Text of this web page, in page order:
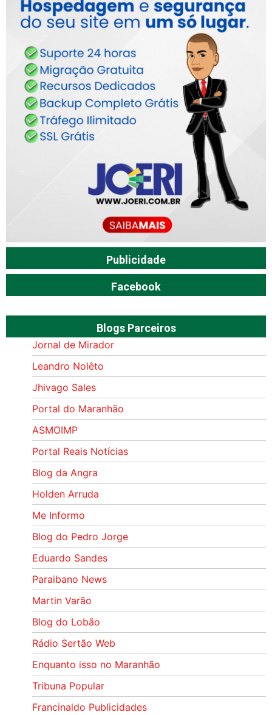
Publicidade
Facebook
Blogs Parceiros
Jornal de Mirador
Leandro Nolêto
Jhivago Sales
Portal do Maranhão
ASMOIMP
Portal Reais Notí­cias
Blog da Angra
Holden Arruda
Me Informo
Blog do Pedro Jorge
Eduardo Sandes
Paraibano News
Martin Varão
Blog do Lobão
Rádio Sertão Web
Enquanto isso no Maranhão
Tribuna Popular
Francinaldo Publicidades